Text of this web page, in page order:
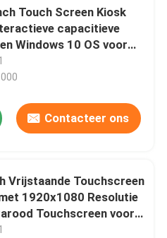
Touch Screen Kiosk
capacitieve
Windows 10 OS voor
Contacteer ons
Vrijstaande Touchscreen
1920x1080 Resolutie
Touchscreen voor
op de Luchthaven